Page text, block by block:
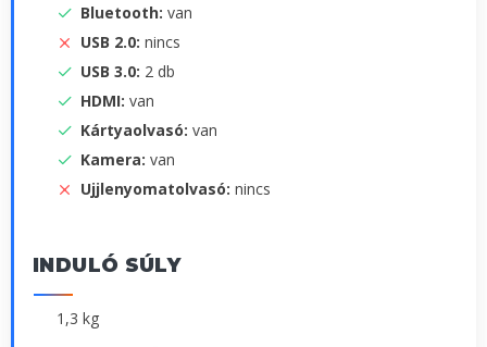
Bluetooth: van
USB 2.0: nincs
USB 3.0: 2 db
HDMI: van
Kártyaolvasó: van
Kamera: van
Ujjlenyomatolvasó: nincs
INDULÓ SÚLY
1,3 kg